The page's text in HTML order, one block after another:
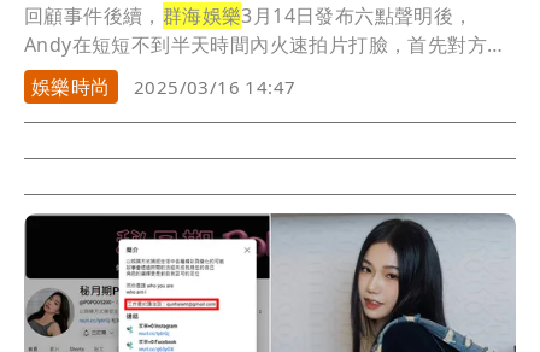
回顧事件後續， 群海娛樂3月14日發布六點聲明後，
Andy在短短不到半天時間內火速拍片打臉，首先對方
承...
娛樂時尚 2025/03/16 14:47